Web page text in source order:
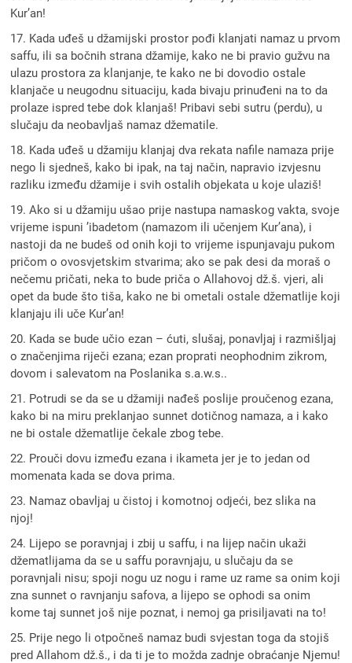
Kur’an!
17. Kada uđeš u džamijski prostor pođi klanjati namaz u prvom
saffu, ili sa bočnih strana džamije, kako ne bi pravio gužvu na
ulazu prostora za klanjanje, te kako ne bi dovodio ostale
klanjače u neugodnu situaciju, kada bivaju prinuđeni na to da
prolaze ispred tebe dok klanjaš! Pribavi sebi sutru (perdu), u
slučaju da neobavljaš namaz džematile.
18. Kada uđeš u džamiju klanjaj dva rekata nafile namaza prije
nego li sjedneš, kako bi ipak, na taj način, napravio izvjesnu
razliku između džamije i svih ostalih objekata u koje ulaziš!
19. Ako si u džamiju ušao prije nastupa namaskog vakta, svoje
vrijeme ispuni ’ibadetom (namazom ili učenjem Kur’ana), i
nastoji da ne budeš od onih koji to vrijeme ispunjavaju pukom
pričom o ovosvjetskim stvarima; ako se pak desi da moraš o
nečemu pričati, neka to bude priča o Allahovoj dž.š. vjeri, ali
opet da bude što tiša, kako ne bi ometali ostale džematlije koji
klanjaju ili uče Kur’an!
20. Kada se bude učio ezan – ćuti, slušaj, ponavljaj i razmišljaj
o značenjima riječi ezana; ezan proprati neophodnim zikrom,
dovom i salevatom na Poslanika s.a.w.s..
21. Potrudi se da se u džamiji nađeš poslije proučenog ezana,
kako bi na miru preklanjao sunnet dotičnog namaza, a i kako
ne bi ostale džematlije čekale zbog tebe.
22. Prouči dovu između ezana i ikameta jer je to jedan od
momenata kada se dova prima.
23. Namaz obavljaj u čistoj i komotnoj odjeći, bez slika na
njoj!
24. Lijepo se poravnjaj i zbij u saffu, i na lijep način ukaži
džematlijama da se u saffu poravnjaju, u slučaju da se
poravnjali nisu; spoji nogu uz nogu i rame uz rame sa onim koji
zna sunnet o ravnjanju safova, a lijepo se ophodi sa onim
kome taj sunnet još nije poznat, i nemoj ga prisiljavati na to!
25. Prije nego li otpočneš namaz budi svjestan toga da stojiš
pred Allahom dž.š., i da ti je to možda zadnje obraćanje Njemu!